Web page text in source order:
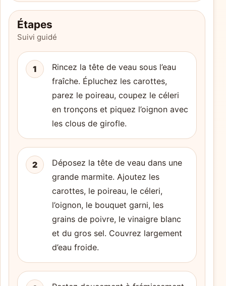
Étapes
Suivi guidé
1
Rincez la tête de veau sous l’eau
fraîche. Épluchez les carottes,
parez le poireau, coupez le céleri
en tronçons et piquez l’oignon avec
les clous de girofle.
2
Déposez la tête de veau dans une
grande marmite. Ajoutez les
carottes, le poireau, le céleri,
l’oignon, le bouquet garni, les
grains de poivre, le vinaigre blanc
et du gros sel. Couvrez largement
d’eau froide.